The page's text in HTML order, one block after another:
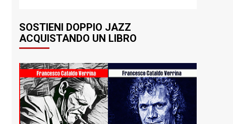
SOSTIENI DOPPIO JAZZ
ACQUISTANDO UN LIBRO